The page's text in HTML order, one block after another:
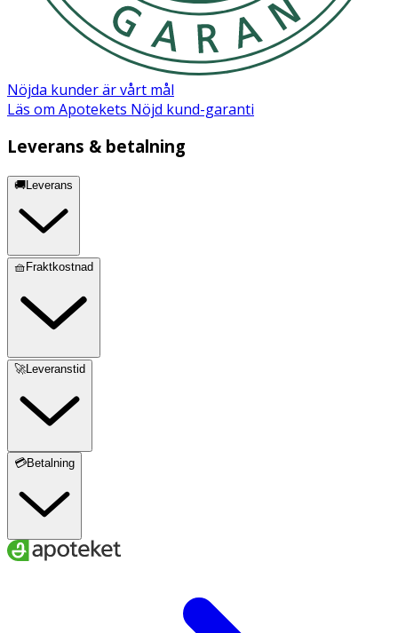
Nöjda kunder är vårt mål
Läs om Apotekets Nöjd kund-garanti
Leverans & betalning
🚚Leverans
🧺Fraktkostnad
🚀Leveranstid
💳Betalning